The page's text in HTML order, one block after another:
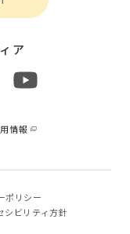
ア
情報
ポリシー
シビリティ方針